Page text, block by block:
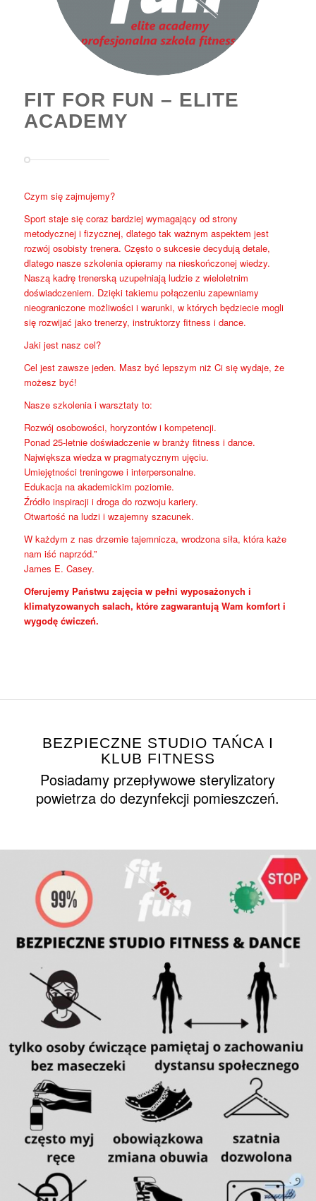
FIT FOR FUN – ELITE
ACADEMY
Czym się zajmujemy?
Sport staje się coraz bardziej wymagający od strony
metodycznej i fizycznej, dlatego tak ważnym aspektem jest
rozwój osobisty trenera. Często o sukcesie decydują detale,
dlatego nasze szkolenia opieramy na nieskończonej wiedzy.
Naszą kadrę trenerską uzupełniają ludzie z wieloletnim
doświadczeniem. Dzięki takiemu połączeniu zapewniamy
nieograniczone możliwości i warunki, w których będziecie mogli
się rozwijać jako trenerzy, instruktorzy fitness i dance.
Jaki jest nasz cel?
Cel jest zawsze jeden. Masz być lepszym niż Ci się wydaje, że
możesz być!
Nasze szkolenia i warsztaty to:
Rozwój osobowości, horyzontów i kompetencji.
Ponad 25-letnie doświadczenie w branży fitness i dance.
Największa wiedza w pragmatycznym ujęciu.
Umiejętności treningowe i interpersonalne.
Edukacja na akademickim poziomie.
Źródło inspiracji i droga do rozwoju kariery.
Otwartość na ludzi i wzajemny szacunek.
W każdym z nas drzemie tajemnicza, wrodzona siła, która każe
nam iść naprzód.”
James E. Casey.
Oferujemy Państwu zajęcia w pełni wyposażonych i
klimatyzowanych salach, które zagwarantują Wam komfort i
wygodę ćwiczeń.
BEZPIECZNE STUDIO TAŃCA I
KLUB FITNESS
Posiadamy przepływowe sterylizatory
powietrza do dezynfekcji pomieszczeń.